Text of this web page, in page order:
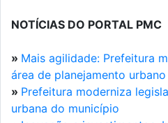
NOTÍCIAS DO PORTAL PMC
» Mais agilidade: Prefeitura
área de planejamento urbano
» Prefeitura moderniza
urbana do município